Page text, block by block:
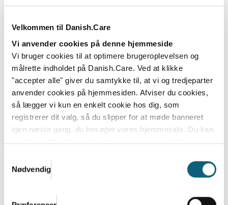
Velkommen til Danish.Care
Vi anvender cookies på denne hjemmeside
Vi bruger cookies til at optimere brugeroplevelsen og
målrette indholdet på Danish.Care. Ved at klikke
"accepter alle" giver du samtykke til, at vi og tredjeparter
anvender cookies på hjemmesiden. Afviser du cookies,
så lægger vi kun en enkelt cookie hos dig, som
registrerer dit valg, så du slipper for at møde banneret
igen næste gang, du besøger vores hjemmeside. Du kan
til enhver tid trække dit samtykke til cookies tilbage ved
Danish.Cares privatlivs- og cookiepolitik
Nødvendig
Læs mere
Health & Rehab 2025 er slut: Tre dage
med innovation, debat og fællesskab
Dørene til messen er lukket for denne gang, efter